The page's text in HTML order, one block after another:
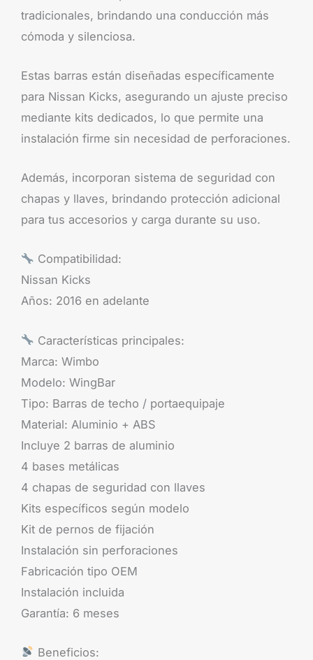
tradicionales, brindando una conducción más
cómoda y silenciosa.
Estas barras están diseñadas específicamente
para Nissan Kicks, asegurando un ajuste preciso
mediante kits dedicados, lo que permite una
instalación firme sin necesidad de perforaciones.
Además, incorporan sistema de seguridad con
chapas y llaves, brindando protección adicional
para tus accesorios y carga durante su uso.
Compatibilidad:
Nissan Kicks
Años: 2016 en adelante
Características principales:
Marca: Wimbo
Modelo: WingBar
Tipo: Barras de techo / portaequipaje
Material: Aluminio + ABS
Incluye 2 barras de aluminio
4 bases metálicas
4 chapas de seguridad con llaves
Kits específicos según modelo
Kit de pernos de fijación
Instalación sin perforaciones
Fabricación tipo OEM
Instalación incluida
Garantía: 6 meses
Beneficios: